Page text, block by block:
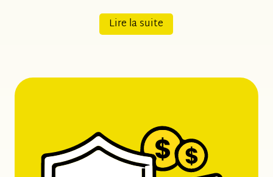
laver, votre four ou votre ordinateur.
Sans un onduleur performant et stable, l’énergie captée sur
simple fiche technique. Nous avons choisi des solutions
éprouvées pour leur robustesse électronique et leur capacité à
Notre approche privilégie la sérénité sur le long terme : un
onduleur est l’élément le plus sollicité de votre installation,
fonctionnant chaque seconde où le soleil brille.
Lire la suite